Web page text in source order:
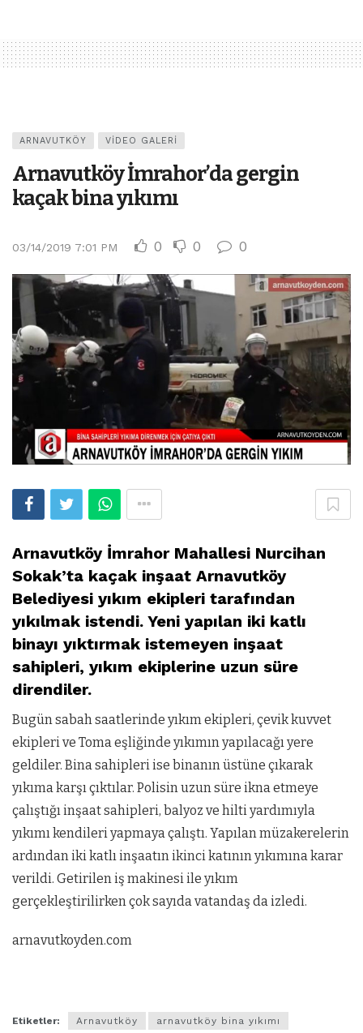
ARNAVUTKÖY VIDEO GALERI
Arnavutköy İmrahor’da gergin
kaçak bina yıkımı
03/14/2019 7:01 PM 0 0 0
Arnavutköy İmrahor Mahallesi Nurcihan
Sokak’ta kaçak inşaat Arnavutköy
Belediyesi yıkım ekipleri tarafından
yıkılmak istendi. Yeni yapılan iki katlı
binayı yıktırmak istemeyen inşaat
sahipleri, yıkım ekiplerine uzun süre
direndiler.
Bugün sabah saatlerinde yıkım ekipleri, çevik kuvvet
ekipleri ve Toma eşliğinde yıkımın yapılacağı yere
geldiler. Bina sahipleri ise binanın üstüne çıkarak
yıkıma karşı çıktılar. Polisin uzun süre ikna etmeye
çalıştığı inşaat sahipleri, balyoz ve hilti yardımıyla
yıkımı kendileri yapmaya çalıştı. Yapılan müzakerelerin
ardından iki katlı inşaatın ikinci katının yıkımına karar
verildi. Getirilen iş makinesi ile yıkım
gerçekleştirilirken çok sayıda vatandaş da izledi.
arnavutkoyden.com
Etiketler: Arnavutköy arnavutköy bina yıkımı